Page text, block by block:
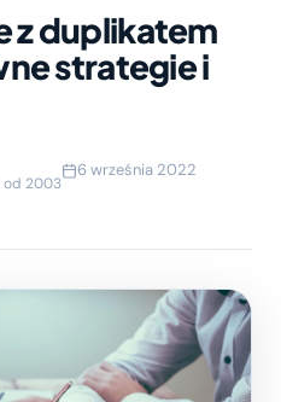
z duplikatem
strategie i
od 2003
6 września 2022